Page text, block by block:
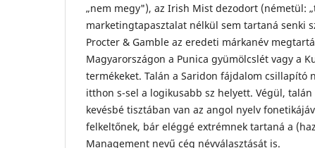
„nem megy"), az Irish Mist dezodort (németül:
marketingtapasztalat nélkül sem tartaná senki
Procter & Gamble az eredeti márkanév
Magyarországon a Punica gyümölcslét vagy a
termékeket. Talán a Saridon fájdalom csillapító
itthon s-sel a logikusabb sz helyett. Végül,
kevésbé tisztában van az angol nyelv
felkeltőnek, bár eléggé extrémnek tartaná a
Management nevű cég névválasztását is.